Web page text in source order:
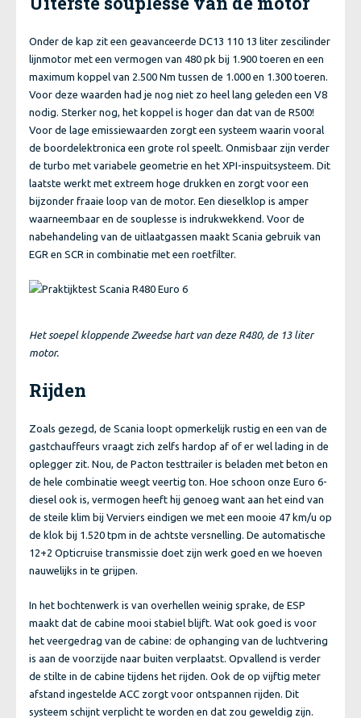
Onder de kap zit een geavanceerde DC13 110 13 liter zescilinder
lijnmotor met een vermogen van 480 pk bij 1.900 toeren en een
maximum koppel van 2.500 Nm tussen de 1.000 en 1.300 toeren.
Voor deze waarden had je nog niet zo heel lang geleden een V8
nodig. Sterker nog, het koppel is hoger dan dat van de R500!
Voor de lage emissiewaarden zorgt een systeem waarin vooral
de boordelektronica een grote rol speelt. Onmisbaar zijn verder
de turbo met variabele geometrie en het XPI-inspuitsysteem. Dit
laatste werkt met extreem hoge drukken en zorgt voor een
bijzonder fraaie loop van de motor. Een dieselklop is amper
waarneembaar en de souplesse is indrukwekkend. Voor de
nabehandeling van de uitlaatgassen maakt Scania gebruik van
EGR en SCR in combinatie met een roetfilter.
Het soepel kloppende Zweedse hart van deze R480, de 13 liter
motor.
Rijden
Zoals gezegd, de Scania loopt opmerkelijk rustig en een van de
gastchauffeurs vraagt zich zelfs hardop af of er wel lading in de
oplegger zit. Nou, de Pacton testtrailer is beladen met beton en
de hele combinatie weegt veertig ton. Hoe schoon onze Euro 6-
diesel ook is, vermogen heeft hij genoeg want aan het eind van
de steile klim bij Verviers eindigen we met een mooie 47 km/u op
de klok bij 1.520 tpm in de achtste versnelling. De automatische
12+2 Opticruise transmissie doet zijn werk goed en we hoeven
nauwelijks in te grijpen.
In het bochtenwerk is van overhellen weinig sprake, de ESP
maakt dat de cabine mooi stabiel blijft. Wat ook goed is voor
het veergedrag van de cabine: de ophanging van de luchtvering
is aan de voorzijde naar buiten verplaatst. Opvallend is verder
de stilte in de cabine tijdens het rijden. Ook de op vijftig meter
afstand ingestelde ACC zorgt voor ontspannen rijden. Dit
systeem schijnt verplicht te worden en dat zou geweldig zijn.